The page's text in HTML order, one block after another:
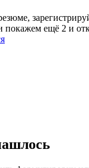
покажем ещё 2 и